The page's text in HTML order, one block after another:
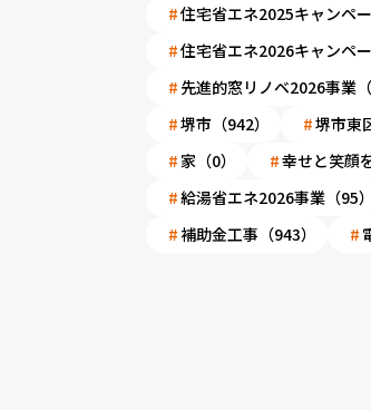
住宅省エネ2025キャンペー
住宅省エネ2026キャンペー
先進的窓リノベ2026事業（
堺市（942）
堺市東
家（0）
幸せと笑顔
給湯省エネ2026事業（95）
補助金工事（943）